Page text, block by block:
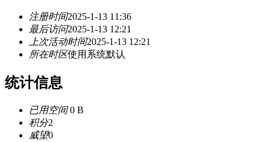
注册时间2025-1-13 11:36
最后访问2025-1-13 12:21
上次活动时间2025-1-13 12:21
所在时区使用系统默认
统计信息
已用空间0 B
积分2
威望0